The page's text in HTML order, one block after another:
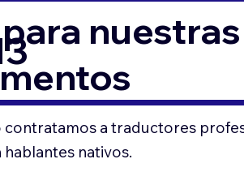
nuestras
contratamos a traductores
hablantes nativos.